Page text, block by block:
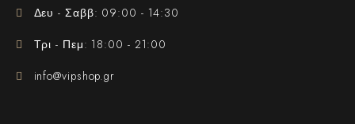
Δευ - Σαββ: 09:00 - 14:30
Τρι - Πεμ: 18:00 - 21:00
info@vipshop.gr